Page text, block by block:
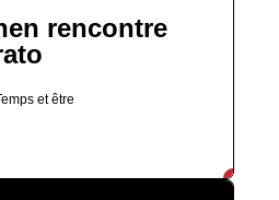
rencontre
et être